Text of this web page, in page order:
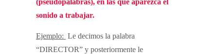
sonido a trabajar.
Ejemplo: Le decimos la palabra
“DIRECTOR” y posteriormente le